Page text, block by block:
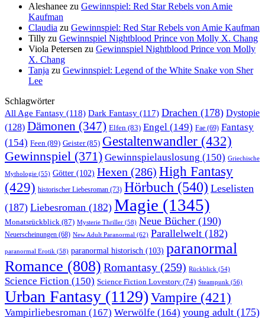
Aleshanee zu Gewinnspiel: Red Star Rebels von Amie
Kaufman
Claudia zu Gewinnspiel: Red Star Rebels von Amie Kaufman
Tilly zu Gewinnspiel Nightblood Prince von Molly X. Chang
Viola Petersen zu Gewinnspiel Nightblood Prince von Molly
X. Chang
Tanja zu Gewinnspiel: Legend of the White Snake von Sher
Lee
Schlagwörter
All Age Fantasy (118) Dark Fantasy (117) Drachen (178) Dystopie
(128) Dämonen (347) Elfen (83) Engel (149) Fae (69) Fantasy
(154) Feen (89) Geister(85) Gestaltenwandler (432)
Gewinnspiel (371) Gewinnspielauslosung (150) Griechische
Mythologie (55) Götter (102) Hexen (286) High Fantasy
(429) historischer Liebesroman (73) Hörbuch (540) Leselisten
(187) Liebesroman (182) Magie (1345)
Monatsrückblick (87) Mysterie Thriller (58) Neue Bücher (190)
Neuerscheinungen (68) New Adult Paranormal (62) Parallelwelt (182)
paranormal Erotik (58) paranormal historisch (103) paranormal
Romance (808) Romantasy (259) Rückblick (54)
Science Fiction (150) Science Fiction Lovestory (74) Steampunk (56)
Urban Fantasy (1129) Vampire (421)
Vampirliebesroman (167) Werwölfe (164) young adult (175)